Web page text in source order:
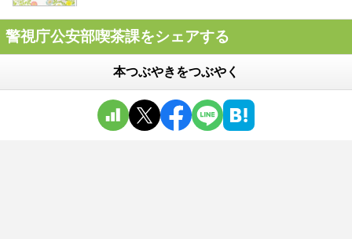
警視庁公安部喫茶課をシェアする
本つぶやきをつぶやく